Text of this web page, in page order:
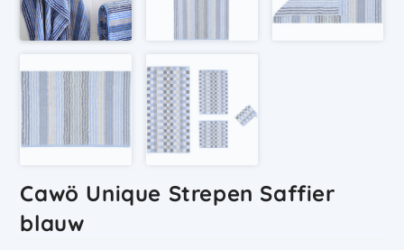
Cawö Unique Strepen Saffier
blauw